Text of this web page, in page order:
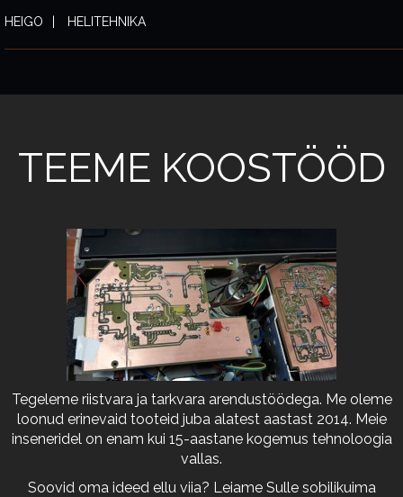
HEIGO HELITEHNIKA
TEEME KOOSTÖÖD
Tegeleme riistvara ja tarkvara arendustöödega. Me oleme
loonud erinevaid tooteid juba alatest aastast 2014. Meie
inseneridel on enam kui 15-aastane kogemus tehnoloogia
vallas.
Soovid oma ideed ellu viia? Leiame Sulle sobilikuima